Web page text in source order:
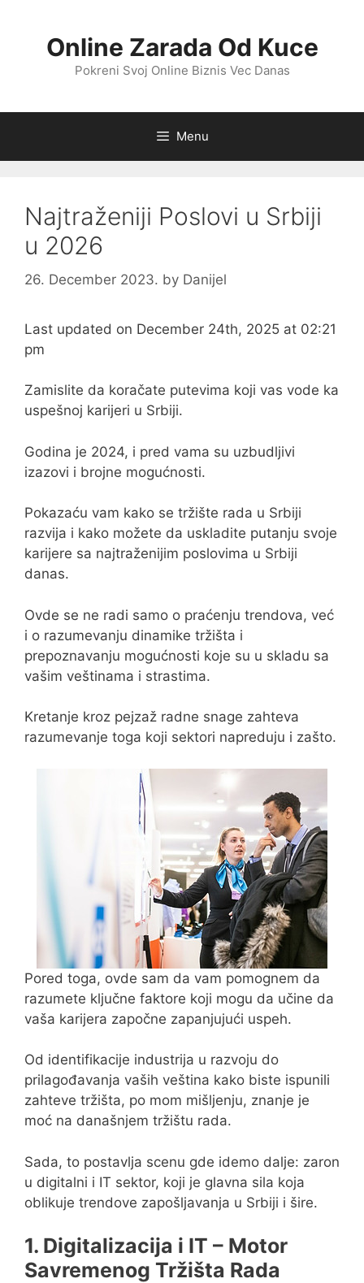
contentOnline Zarada Od Kuce
Pokreni Svoj Online Biznis Vec Danas
Menu
Najtraženiji Poslovi u Srbiji
u 2026
26. December 2023. by Danijel
Last updated on December 24th, 2025 at 02:21
pm
Zamislite da koračate putevima koji vas vode ka
uspešnoj karijeri u Srbiji.
Godina je 2024, i pred vama su uzbudljivi
izazovi i brojne mogućnosti.
Pokazaću vam kako se tržište rada u Srbiji
razvija i kako možete da uskladite putanju svoje
karijere sa najtraženijim poslovima u Srbiji
danas.
Ovde se ne radi samo o praćenju trendova, već
i o razumevanju dinamike tržišta i
prepoznavanju mogućnosti koje su u skladu sa
vašim veštinama i strastima.
Kretanje kroz pejzaž radne snage zahteva
razumevanje toga koji sektori napreduju i zašto.
Pored toga, ovde sam da vam pomognem da
razumete ključne faktore koji mogu da učine da
vaša karijera započne zapanjujući uspeh.
Od identifikacije industrija u razvoju do
prilagođavanja vaših veština kako biste ispunili
zahteve tržišta, po mom mišljenju, znanje je
moć na današnjem tržištu rada.
Sada, to postavlja scenu gde idemo dalje: zaron
u digitalni i IT sektor, koji je glavna sila koja
oblikuje trendove zapošljavanja u Srbiji i šire.
1. Digitalizacija i IT – Motor
Savremenog Tržišta Rada